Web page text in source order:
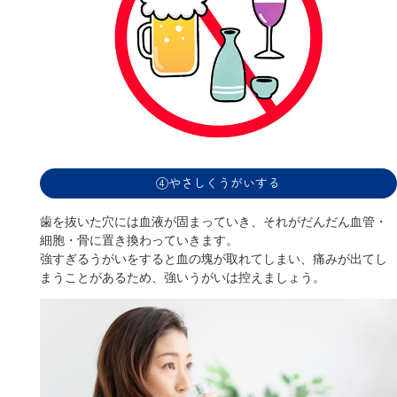
④やさしくうがいする
歯を抜いた穴には血液が固まっていき、それがだんだん血管・
細胞・骨に置き換わっていきます。
強すぎるうがいをすると血の塊が取れてしまい、痛みが出てし
まうことがあるため、強いうがいは控えましょう。